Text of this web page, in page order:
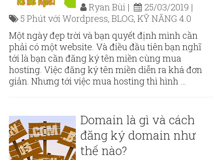
Ryan Bùi
25/03/2019
5 Phút với Wordpress, BLOG, KỸ NĂNG 4.0
Một ngày đẹp trời và bạn quyết định mình cần
phải có một website. Và điều đầu tiên bạn nghĩ
tới là bạn cần đăng ký tên miền cùng mua
hosting. Việc đăng ký tên miền diễn ra khá đơn
giản. Nhưng tới việc mua hosting thì hình …
Domain là gì và cách
đăng ký domain như
thế nào?